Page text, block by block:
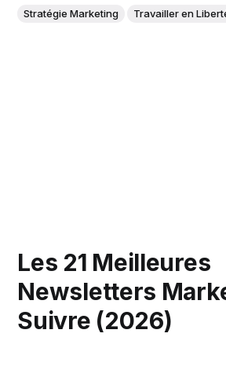
Stratégie Marketing Travailler en
Les 21 Meilleures
Newsletters
Suivre (2026)